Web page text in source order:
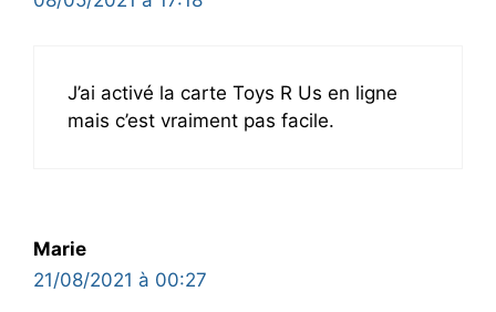
J’ai activé la carte Toys R Us en ligne
mais c’est vraiment pas facile.
Marie
21/08/2021 à 00:27